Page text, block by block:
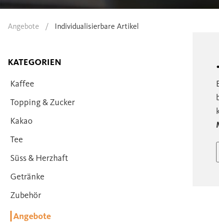
Angebote / Individualisierbare Artikel
KATEGORIEN
Kaffee
Topping & Zucker
Kakao
Tee
Süss & Herzhaft
Getränke
Zubehör
Angebote